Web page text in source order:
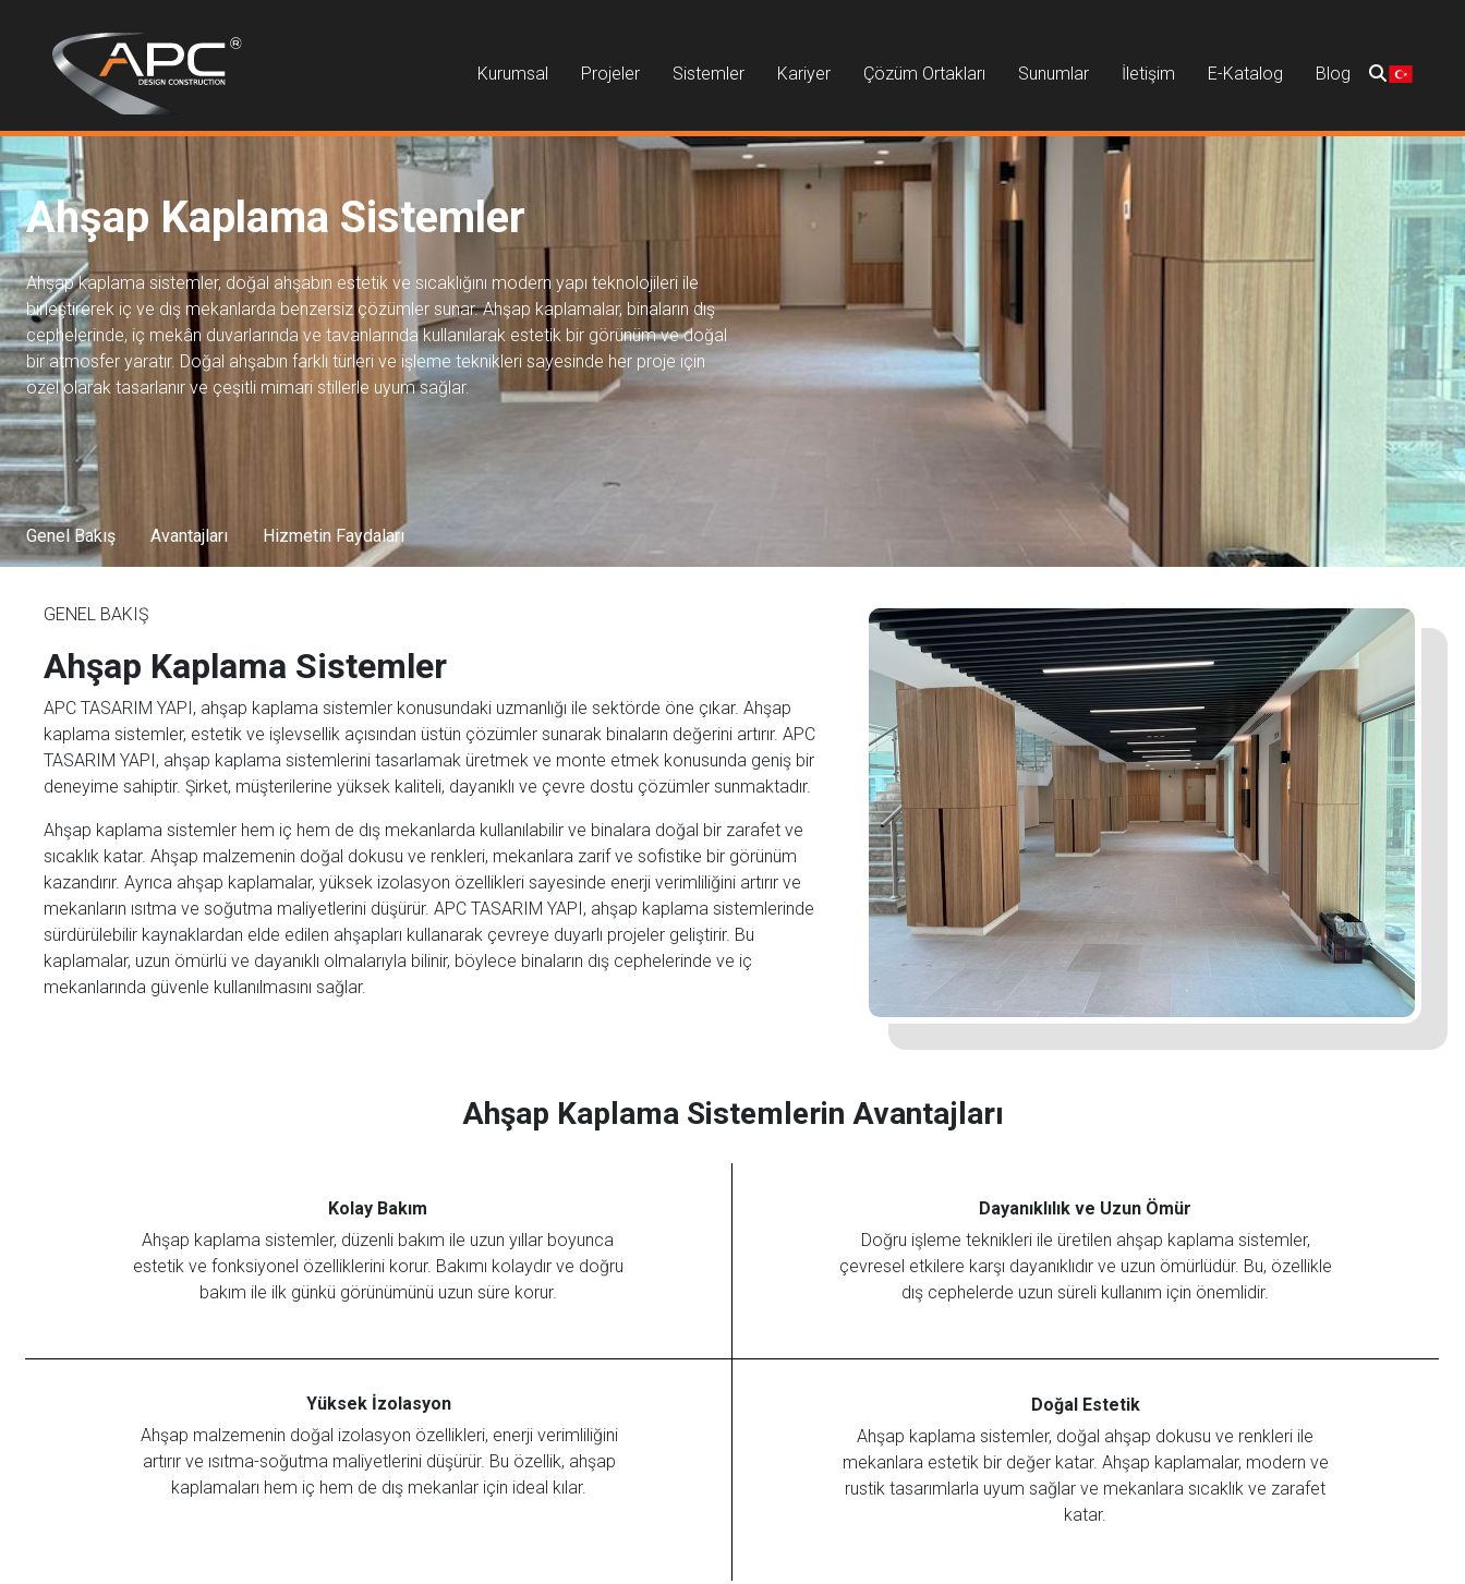
Kurumsal Projeler Sistemler Kariyer Çözüm Ortakları Sunumlar İletişim E-Katalog Blog
Ahşap Kaplama Sistemler
Ahşap kaplama sistemler, doğal ahşabın estetik ve sıcaklığını modern yapı teknolojileri ile
birleştirerek iç ve dış mekanlarda benzersiz çözümler sunar. Ahşap kaplamalar, binaların dış
cephelerinde, iç mekân duvarlarında ve tavanlarında kullanılarak estetik bir görünüm ve doğal
bir atmosfer yaratır. Doğal ahşabın farklı türleri ve işleme teknikleri sayesinde her proje için
özel olarak tasarlanır ve çeşitli mimari stillerle uyum sağlar.
Genel Bakış Avantajları Hizmetin Faydaları
GENEL BAKIŞ
Ahşap Kaplama Sistemler
APC TASARIM YAPI, ahşap kaplama sistemler konusundaki uzmanlığı ile sektörde öne çıkar. Ahşap
kaplama sistemler, estetik ve işlevsellik açısından üstün çözümler sunarak binaların değerini artırır. APC
TASARIM YAPI, ahşap kaplama sistemlerini tasarlamak üretmek ve monte etmek konusunda geniş bir
deneyime sahiptir. Şirket, müşterilerine yüksek kaliteli, dayanıklı ve çevre dostu çözümler sunmaktadır.
Ahşap kaplama sistemler hem iç hem de dış mekanlarda kullanılabilir ve binalara doğal bir zarafet ve
sıcaklık katar. Ahşap malzemenin doğal dokusu ve renkleri, mekanlara zarif ve sofistike bir görünüm
kazandırır. Ayrıca ahşap kaplamalar, yüksek izolasyon özellikleri sayesinde enerji verimliliğini artırır ve
mekanların ısıtma ve soğutma maliyetlerini düşürür. APC TASARIM YAPI, ahşap kaplama sistemlerinde
sürdürülebilir kaynaklardan elde edilen ahşapları kullanarak çevreye duyarlı projeler geliştirir. Bu
kaplamalar, uzun ömürlü ve dayanıklı olmalarıyla bilinir, böylece binaların dış cephelerinde ve iç
mekanlarında güvenle kullanılmasını sağlar.
Ahşap Kaplama Sistemlerin Avantajları
Kolay Bakım
Ahşap kaplama sistemler, düzenli bakım ile uzun yıllar boyunca
estetik ve fonksiyonel özelliklerini korur. Bakımı kolaydır ve doğru
bakım ile ilk günkü görünümünü uzun süre korur.
Dayanıklılık ve Uzun Ömür
Doğru işleme teknikleri ile üretilen ahşap kaplama sistemler,
çevresel etkilere karşı dayanıklıdır ve uzun ömürlüdür. Bu, özellikle
dış cephelerde uzun süreli kullanım için önemlidir.
Yüksek İzolasyon
Ahşap malzemenin doğal izolasyon özellikleri, enerji verimliliğini
artırır ve ısıtma-soğutma maliyetlerini düşürür. Bu özellik, ahşap
kaplamaları hem iç hem de dış mekanlar için ideal kılar.
Doğal Estetik
Ahşap kaplama sistemler, doğal ahşap dokusu ve renkleri ile
mekanlara estetik bir değer katar. Ahşap kaplamalar, modern ve
rustik tasarımlarla uyum sağlar ve mekanlara sıcaklık ve zarafet
katar.